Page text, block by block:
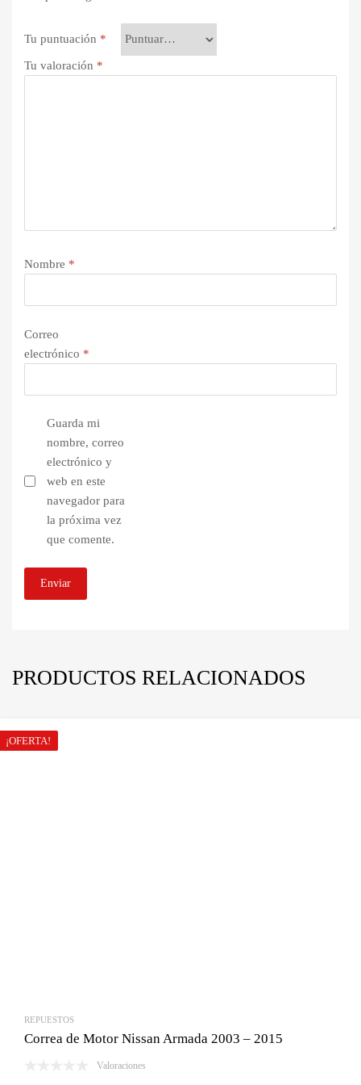
Tu puntuación *
Tu valoración *
Nombre *
Correo
electrónico *
Guarda mi
nombre, correo
electrónico y
web en este
navegador para
la próxima vez
que comente.
PRODUCTOS RELACIONADOS
¡OFERTA!
REPUESTOS
Correa de Motor Nissan Armada 2003 – 2015
Valoraciones